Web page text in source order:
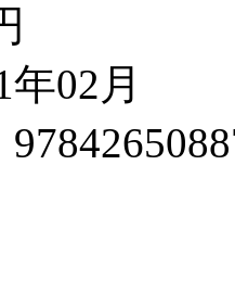
02月